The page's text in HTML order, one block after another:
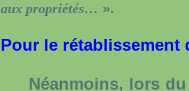
aux propriétés… ».
Pour le rétablissement
Néanmoins, lors du